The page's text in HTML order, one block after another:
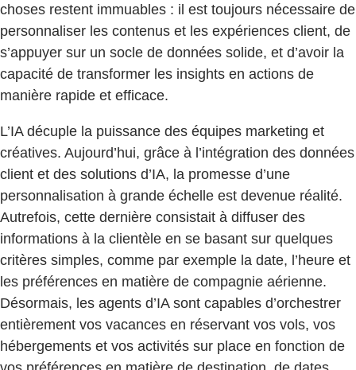
choses restent immuables : il est toujours nécessaire de
personnaliser les contenus et les expériences client, de
s’appuyer sur un socle de données solide, et d’avoir la
capacité de transformer les insights en actions de
manière rapide et efficace.
L’IA décuple la puissance des équipes marketing et
créatives. Aujourd’hui, grâce à l’intégration des données
client et des solutions d’IA, la promesse d’une
personnalisation à grande échelle est devenue réalité.
Autrefois, cette dernière consistait à diffuser des
informations à la clientèle en se basant sur quelques
critères simples, comme par exemple la date, l’heure et
les préférences en matière de compagnie aérienne.
Désormais, les agents d’IA sont capables d’orchestrer
entièrement vos vacances en réservant vos vols, vos
hébergements et vos activités sur place en fonction de